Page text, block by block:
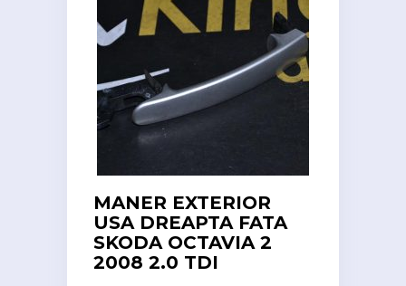
MANER EXTERIOR
USA DREAPTA FATA
SKODA OCTAVIA 2
2008 2.0 TDI